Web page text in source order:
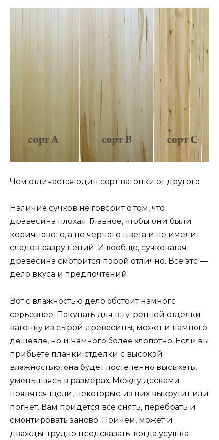
Чем отличается один сорт вагонки от другого
Наличие сучков не говорит о том, что
древесина плохая. Главное, чтобы они были
коричневого, а не черного цвета и не имели
следов разрушений. И вообще, сучковатая
древесина смотрится порой отлично. Все это —
дело вкуса и предпочтений.
Вот с влажностью дело обстоит намного
серьезнее. Покупать для внутренней отделки
вагонку из сырой древесины, может и намного
дешевле, но и намного более хлопотно. Если вы
прибьете планки отделки с высокой
влажностью, она будет постепенно высыхать,
уменьшаясь в размерах. Между досками
появятся щели, некоторые из них выкрутит или
погнет. Вам придется все снять, перебрать и
смонтировать заново. Причем, может и
дважды: трудно предсказать, когда усушка